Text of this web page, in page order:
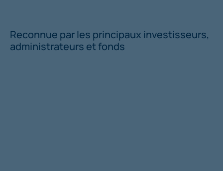
Reconnue par les principaux investisseurs,
administrateurs et fonds